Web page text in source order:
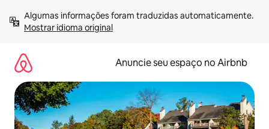
para
Mostrar idioma original
Anuncie seu espaço no Airbnb